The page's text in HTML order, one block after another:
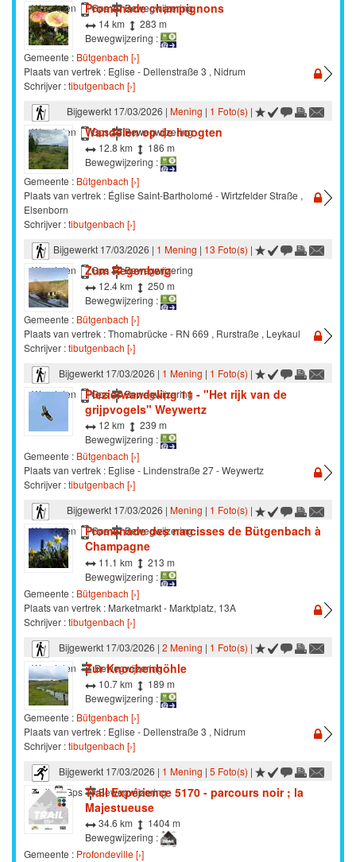
Wandelen Gps Bewegwijzering
Promenade champignons
14 km
283 m
Bewegwijzering :
Gemeente : Bütgenbach [›]
Plaats van vertrek : Eglise - Dellenstraße 3 , Nidrum
Schrijver :tibutgenbach [›]
Bijgewerkt 17/03/2026 | Mening | 1 Foto(s) |
Wandelen
Gps Bewegwijzering
Wandelen op de hoogten
12.8 km
186 m
Bewegwijzering :
Gemeente : Bütgenbach [›]
Plaats van vertrek : Église Saint-Bartholomé - Wirtzfelder Straße ,
Elsenborn
Schrijver :tibutgenbach [›]
Bijgewerkt 17/03/2026 | 1 Mening | 13 Foto(s) |
Wandelen
Gps Bewegwijzering
Zum Regenberg
12.4 km
250 m
Bewegwijzering :
Gemeente : Bütgenbach [›]
Plaats van vertrek : Thomabrücke - RN 669 , Rurstraße , Leykaul
Schrijver :tibutgenbach [›]
Bijgewerkt 17/03/2026 | 1 Mening | 1 Foto(s) |
Wandelen
Gps Bewegwijzering
Plezierwandeling 11 - "Het rijk van de
grijpvogels" Weywertz
12 km
239 m
Bewegwijzering :
Gemeente : Bütgenbach [›]
Plaats van vertrek : Eglise - Lindenstraße 27 - Weywertz
Schrijver :tibutgenbach [›]
Bijgewerkt 17/03/2026 | Mening | 1 Foto(s) |
Wandelen
Gps Bewegwijzering
Promenade des narcisses de Bütgenbach à
Champagne
11.1 km
213 m
Bewegwijzering :
Gemeente : Bütgenbach [›]
Plaats van vertrek : Marketmarkt - Marktplatz, 13A
Schrijver :tibutgenbach [›]
Bijgewerkt 17/03/2026 | 2 Mening | 1 Foto(s) |
Wandelen
Bewegwijzering
Zur Knochenhöhle
10.7 km
189 m
Bewegwijzering :
Gemeente : Bütgenbach [›]
Plaats van vertrek : Eglise - Dellenstraße 3 , Nidrum
Schrijver :tibutgenbach [›]
Bijgewerkt 17/03/2026 | 1 Mening | 5 Foto(s) |
Trail
Gps Bewegwijzering
Trail Expérience 5170 - parcours noir ; la
Majestueuse
34.6 km
1404 m
Bewegwijzering :
Gemeente : Profondeville [›]